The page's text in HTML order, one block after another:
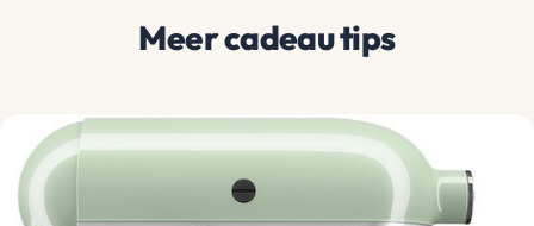
Meer cadeau tips